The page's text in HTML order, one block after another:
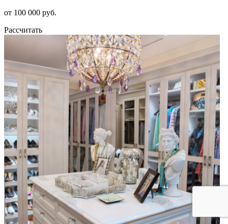
от 100 000 руб.
Рассчитать